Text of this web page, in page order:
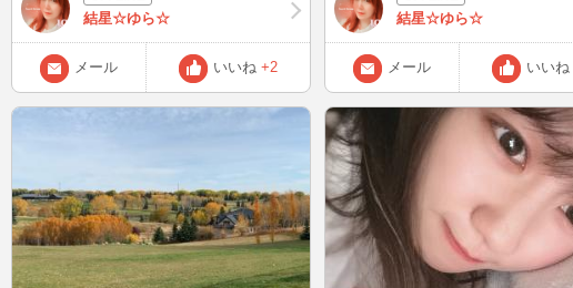
ンポが楽しくて、いつのまにか暴れん坊コ
ウモリとの攻防でハチャメチャな感じに…
どきどき展開ありつつ、いっぱい笑って楽
しかったo(⁎˃ᴗ˂⁎)o 途中回線切れた時、
危なすぎたの自分で笑っちゃった！😹
◯◯記念日、覚えていてね💖またいっぱい
結星☆ゆら☆
メール いいね +2
結星☆ゆら☆
メール いいね